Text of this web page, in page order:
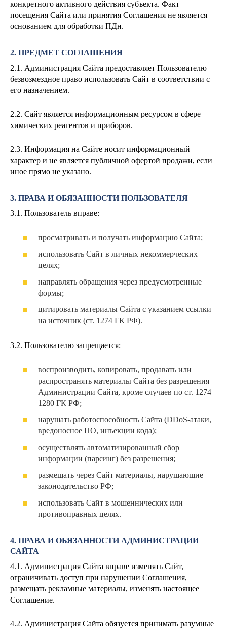
конкретного активного действия субъекта. Факт
посещения Сайта или принятия Соглашения не является
основанием для обработки ПДн.
2. ПРЕДМЕТ СОГЛАШЕНИЯ
2.1. Администрация Сайта предоставляет Пользователю
безвозмездное право использовать Сайт в соответствии с
его назначением.
2.2. Сайт является информационным ресурсом в сфере
химических реагентов и приборов.
2.3. Информация на Сайте носит информационный
характер и не является публичной офертой продажи, если
иное прямо не указано.
3. ПРАВА И ОБЯЗАННОСТИ ПОЛЬЗОВАТЕЛЯ
3.1. Пользователь вправе:
просматривать и получать информацию Сайта;
использовать Сайт в личных некоммерческих
целях;
направлять обращения через предусмотренные
формы;
цитировать материалы Сайта с указанием ссылки
на источник (ст. 1274 ГК РФ).
3.2. Пользователю запрещается:
воспроизводить, копировать, продавать или
распространять материалы Сайта без разрешения
Администрации Сайта, кроме случаев по ст. 1274–
1280 ГК РФ;
нарушать работоспособность Сайта (DDoS-атаки,
вредоносное ПО, инъекции кода);
осуществлять автоматизированный сбор
информации (парсинг) без разрешения;
размещать через Сайт материалы, нарушающие
законодательство РФ;
использовать Сайт в мошеннических или
противоправных целях.
4. ПРАВА И ОБЯЗАННОСТИ АДМИНИСТРАЦИИ
САЙТА
4.1. Администрация Сайта вправе изменять Сайт,
ограничивать доступ при нарушении Соглашения,
размещать рекламные материалы, изменять настоящее
Соглашение.
4.2. Администрация Сайта обязуется принимать разумные